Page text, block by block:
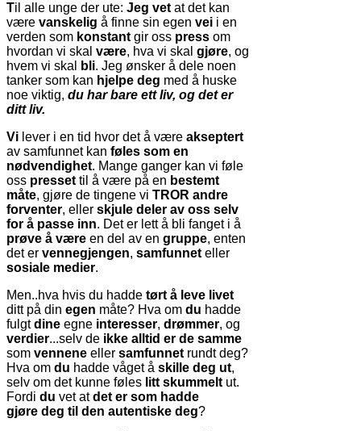
Til alle unge der ute: Jeg vet at det kan
være vanskelig å finne sin egen vei i en
verden som konstant gir oss press om
hvordan vi skal være, hva vi skal gjøre, og
hvem vi skal
bli. Jeg ønsker å dele noen
tanker som kan hjelpe deg med å huske
noe viktig, du har bare ett liv, og det er
ditt liv.
Vi lever i en tid hvor det å være akseptert
av samfunnet kan føles som en
nødvendighet. Mange ganger kan vi føle
oss presset til å være på en bestemt
måte, gjøre de tingene vi TROR andre
forventer, eller skjule deler av oss selv
for å passe inn. Det er lett å bli fanget i å
prøve å være en del av en gruppe, enten
det er vennegjengen, samfunnet eller
sosiale medier.
Men..hva hvis du hadde tørt å leve livet
ditt på din egen måte? Hva om du hadde
fulgtdine egne interesser, drømmer, og
verdier...selv de ikke alltid er de samme
som vennene eller samfunnet rundt deg?
Hva om du hadde våget å skille deg ut,
selv om det kunne føles litt skummelt ut.
Fordi du vet atdet er som hadde
gjøre deg til den autentiske deg?